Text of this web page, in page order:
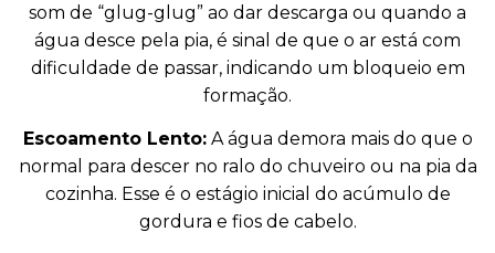
som de “glug-glug” ao dar descarga ou quando a
água desce pela pia, é sinal de que o ar está com
dificuldade de passar, indicando um bloqueio em
formação.
Escoamento Lento:A água demora mais do que o
normal para descer no ralo do chuveiro ou na pia da
cozinha. Esse é o estágio inicial do acúmulo de
gordura e fios de cabelo.